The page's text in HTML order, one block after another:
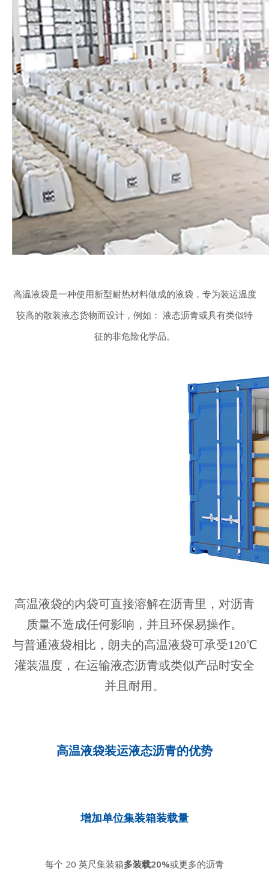
高温液袋是一种使用新型耐热材料做成的液袋，专为装运温度
较高的散装液态货物而设计，例如： 液态沥青或具有类似特
征的非危险化学品。
高温液袋的内袋可直接溶解在沥青里，对沥青
质量不造成任何影响，并且环保易操作。
与普通液袋相比，朗夫的高温液袋可承受120℃
灌装温度，在运输液态沥青或类似产品时安全
并且耐用。
高温液袋装运液态沥青的优势
增加单位集装箱装载量
每个 20 英尺集装箱多装载20%或更多的沥青